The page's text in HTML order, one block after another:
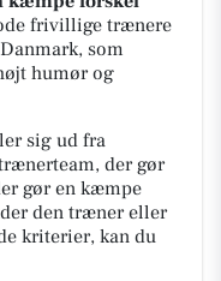
frivillige trænere
som
humør og
sig ud fra
der gør
gør en kæmpe
den træner eller
kriterier, kan du